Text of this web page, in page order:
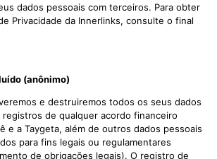
dados pessoais com terceiros. Para obter
Privacidade da Innerlinks, consulte o final
(anônimo)
e destruiremos todos os seus dados
de qualquer acordo financeiro
e a Taygeta, além de outros dados pessoais
para fins legais ou regulamentares
de obrigações legais). O registro de